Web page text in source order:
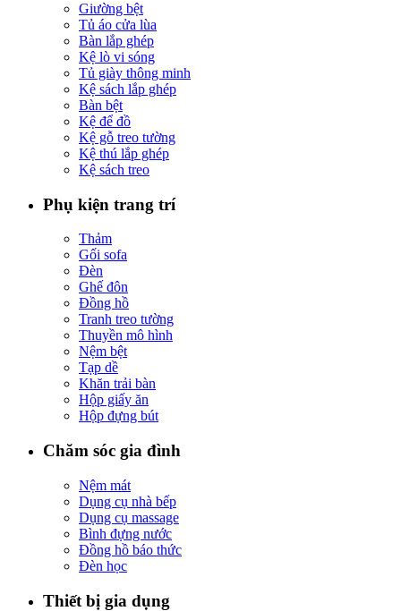
Giường bệt
Tủ áo cửa lùa
Bàn lắp ghép
Kệ lò vi sóng
Tủ giày thông minh
Kệ sách lắp ghép
Bàn bệt
Kệ để đồ
Kệ gỗ treo tường
Kệ thú lắp ghép
Kệ sách treo
Phụ kiện trang trí
Thảm
Gối sofa
Đèn
Ghế đôn
Đồng hồ
Tranh treo tường
Thuyền mô hình
Nệm bệt
Tạp dề
Khăn trải bàn
Hộp giấy ăn
Hộp đựng bút
Chăm sóc gia đình
Nệm mát
Dụng cụ nhà bếp
Dụng cụ massage
Bình đựng nước
Đồng hồ báo thức
Đèn học
Thiết bị gia dụng